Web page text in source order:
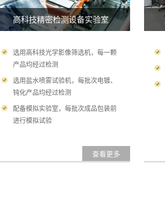
高科技精密检测设备实验室
选用高科技光学影像筛选机，每一颗
产品均经过检测
选用盐水喷雾试验机，每批次电镀、
钝化产品均经过检测
配备模拟实验室，每批次成品包装前
进行模拟试验
查看更多